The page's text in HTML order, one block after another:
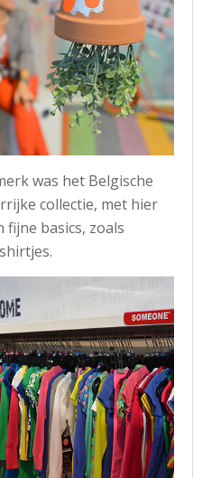
was het Belgische
collectie, met hier
basics, zoals